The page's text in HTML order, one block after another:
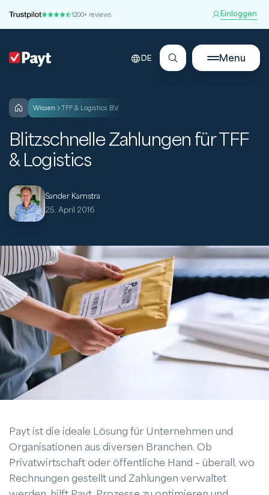
1200+ reviews Einloggen
DE Menu
wissen TFF & Logistics B.V.
Blitzschnelle Zahlungen für TFF
& Logistics
Sander Kamstra
25. April 2016
Payt ist die ideale Lösung für Unternehmen und
Organisationen aus diversen Branchen. Ob
Privatwirtschaft oder öffentliche Hand – überall, wo
Rechnungen gestellt und Zahlungen verwaltet